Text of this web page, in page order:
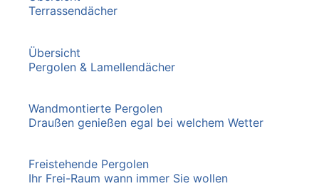
Terrassendächer
Übersicht
Pergolen & Lamellendächer
Wandmontierte Pergolen
Draußen genießen egal bei welchem Wetter
Freistehende Pergolen
Ihr Frei-Raum wann immer Sie wollen